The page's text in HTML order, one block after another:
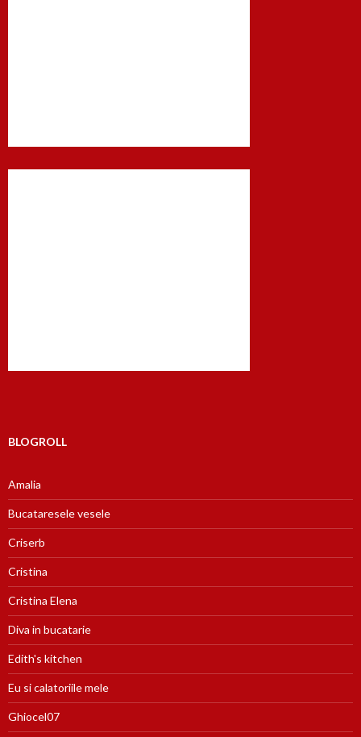
BLOGROLL
Amalia
Bucataresele vesele
Criserb
Cristina
Cristina Elena
Diva in bucatarie
Edith's kitchen
Eu si calatoriile mele
Ghiocel07